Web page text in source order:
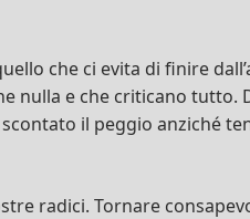
che ci evita di finire
nulla e che criticano tutto.
il peggio anziché
radici. Tornare